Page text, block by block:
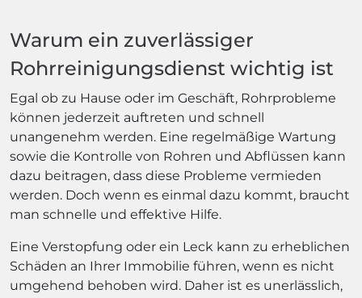
Warum ein zuverlässiger
Rohrreinigungsdienst wichtig ist
Egal ob zu Hause oder im Geschäft, Rohrprobleme
können jederzeit auftreten und schnell
unangenehm werden. Eine regelmäßige Wartung
sowie die Kontrolle von Rohren und Abflüssen kann
dazu beitragen, dass diese Probleme vermieden
werden. Doch wenn es einmal dazu kommt, braucht
man schnelle und effektive Hilfe.
Eine Verstopfung oder ein Leck kann zu erheblichen
Schäden an Ihrer Immobilie führen, wenn es nicht
umgehend behoben wird. Daher ist es unerlässlich,